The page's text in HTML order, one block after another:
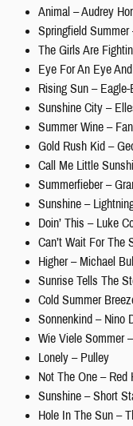
Animal – Audrey
Springfield Summer
The Girls Are
Eye For An Eye
Rising Sun –
Sunshine City –
Summer Wine –
Gold Rush Kid –
Call Me Little
Summerfieber –
Sunshine –
Doin’ This – Luke
Can’t Wait For The
Higher – Michael
Sunrise Tells The
Cold Summer
Sonnenkind – Nino
Wie Viele Sommer
Lonely – Pulley
Not The One – Red
Sunshine – Short
Hole In The Sun –